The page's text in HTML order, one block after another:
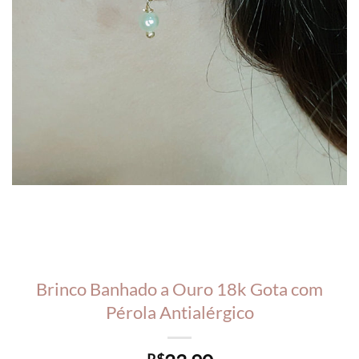
Brinco Banhado a Ouro 18k Gota com
Pérola Antialérgico